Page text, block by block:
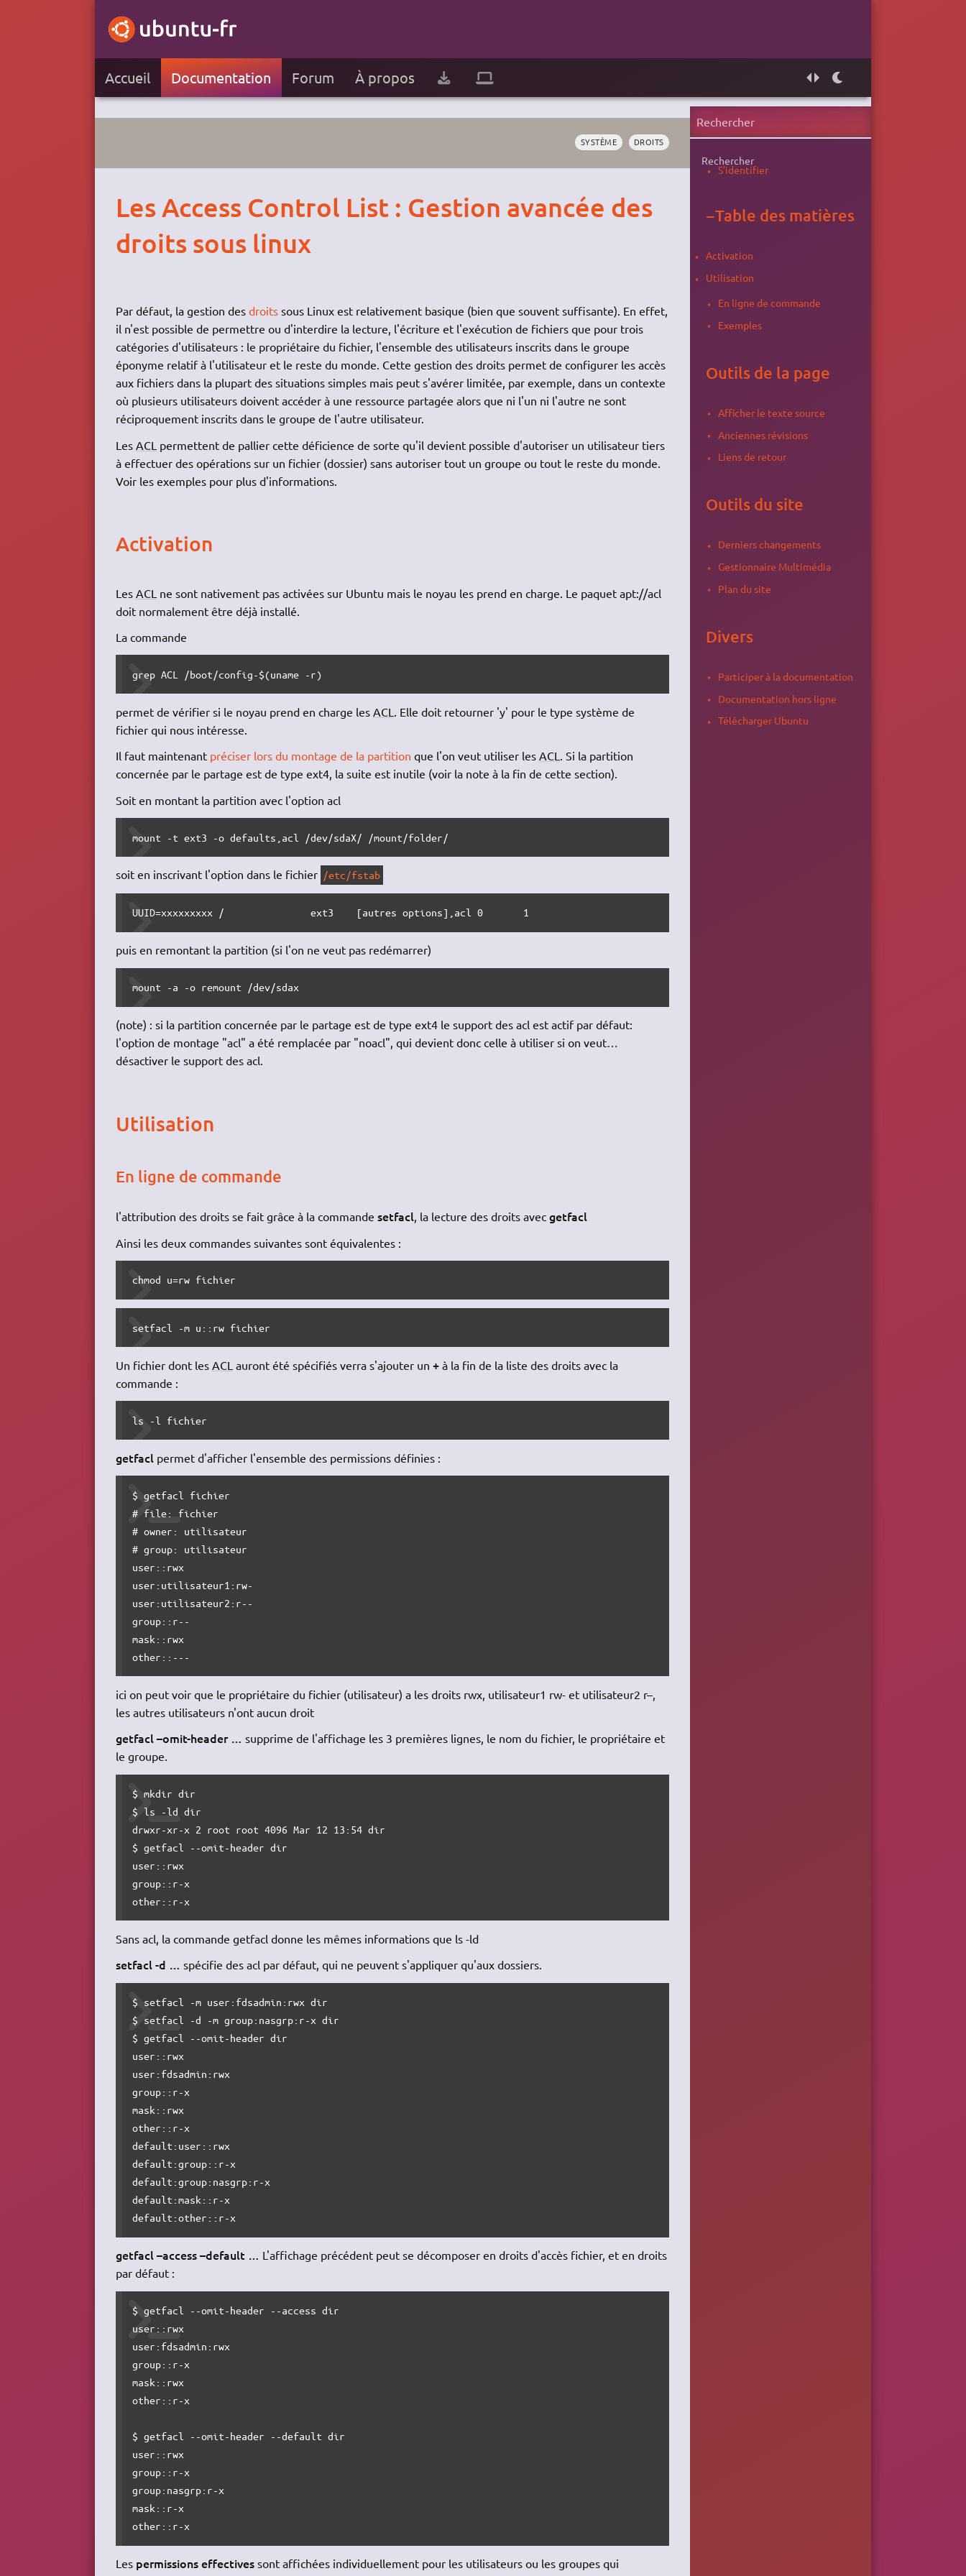
Accueil Documentation Forum À propos
SYSTÈME DROITS
Les Access Control List : Gestion avancée des
droits sous linux
Par défaut, la gestion des droitssous Linux est relativement basique (bien que souvent suffisante). En effet,
il n'est possible de permettre ou d'interdire la lecture, l'écriture et l'exécution de fichiers que pour trois
catégories d'utilisateurs : le propriétaire du fichier, l'ensemble des utilisateurs inscrits dans le groupe
éponyme relatif à l'utilisateur et le reste du monde. Cette gestion des droits permet de configurer les accès
aux fichiers dans la plupart des situations simples mais peut s'avérer limitée, par exemple, dans un contexte
où plusieurs utilisateurs doivent accéder à une ressource partagée alors que ni l'un ni l'autre ne sont
réciproquement inscrits dans le groupe de l'autre utilisateur.
Les ACL permettent de pallier cette déficience de sorte qu'il devient possible d'autoriser un utilisateur tiers
à effectuer des opérations sur un fichier (dossier) sans autoriser tout un groupe ou tout le reste du monde.
Voir les exemples pour plus d'informations.
Activation
Les ACL ne sont nativement pas activées sur Ubuntu mais le noyau les prend en charge. Le paquet apt://acl
doit normalement être déjà installé.
La commande
grep ACL /boot/config-$(uname -r)
permet de vérifier si le noyau prend en charge les ACL
. Elle doit retourner 'y' pour le type système de
fichier qui nous intéresse.
Il faut maintenant préciser lors du montage de la partition que l'on veut utiliser les ACL . Si la partition
concernée par le partage est de type ext4, la suite est inutile (voir la note à la fin de cette section).
Soit en montant la partition avec l'option acl
mount -t ext3 -o defaults,acl /dev/sdaX/ /mount/folder/
soit en inscrivant l'option dans le fichier /etc/fstab
UUID=xxxxxxxxx /               ext3    [autres options],acl 0       1
puis en remontant la partition (si l'on ne veut pas redémarrer)
mount -a -o remount /dev/sdax
(note) : si la partition concernée par le partage est de type ext4 le support des acl est actif par défaut:
l'option de montage "acl" a été remplacée par "noacl", qui devient donc celle à utiliser si on veut…
désactiver le support des acl.
Utilisation
En ligne de commande
l'attribution des droits se fait grâce à la commande setfacl, la lecture des droits avec getfacl
Ainsi les deux commandes suivantes sont équivalentes :
chmod u=rw fichier
setfacl -m u::rw fichier
Un fichier dont les ACL auront été spécifiés verra s'ajouter un +à la fin de la liste des droits avec la
commande :
ls -l fichier
getfacl permet d'afficher l'ensemble des permissions définies :
$ getfacl fichier
# file: fichier
# owner: utilisateur
# group: utilisateur
user::rwx
user:utilisateur1:rw-
user:utilisateur2:r--
group::r--
mask::rwx
other::---
ici on peut voir que le propriétaire du fichier (utilisateur) a les droits rwx, utilisateur1 rw- et utilisateur2 r–,
les autres utilisateurs n'ont aucun droit
getfacl –omit-header … supprime de l'affichage les 3 premières lignes, le nom du fichier, le propriétaire et
le groupe.
$ mkdir dir
$ ls -ld dir
drwxr-xr-x 2 root root 4096 Mar 12 13:54 dir
$ getfacl --omit-header dir
user::rwx
group::r-x
other::r-x
Sans acl, la commande getfacl donne les mêmes informations que ls -ld
setfacl -d … spécifie des acl par défaut, qui ne peuvent s'appliquer qu'aux dossiers.
$ setfacl -m user:fdsadmin:rwx dir
$ setfacl -d -m group:nasgrp:r-x dir
$ getfacl --omit-header dir
user::rwx
user:fdsadmin:rwx
group::r-x
mask::rwx
other::r-x
default:user::rwx
default:group::r-x
default:group:nasgrp:r-x
default:mask::r-x
default:other::r-x
getfacl –access –default … L'affichage précédent peut se décomposer en droits d'accès fichier, et en droits
par défaut :
$ getfacl --omit-header --access dir
user::rwx
user:fdsadmin:rwx
group::r-x
mask::rwx
other::r-x
$ getfacl --omit-header --default dir
user::rwx
group::r-x
group:nasgrp:r-x
mask::r-x
other::r-x
Les permissions effectives sont affichées individuellement pour les utilisateurs ou les groupes qui
Rechercher
S'identifier
−Table des matières
Activation
Utilisation
En ligne de commande
Exemples
Outils de la page
Afficher le texte source
Anciennes révisions
Liens de retour
Outils du site
Derniers changements
Gestionnaire Multimédia
Plan du site
Divers
Participer à la documentation
Documentation hors ligne
Télécharger Ubuntu